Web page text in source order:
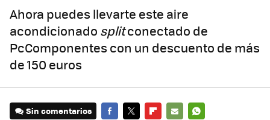
Ahora puedes llevarte este aire
acondicionado splitconectado de
PcComponentes con un descuento de más
de 150 euros
Sin comentarios